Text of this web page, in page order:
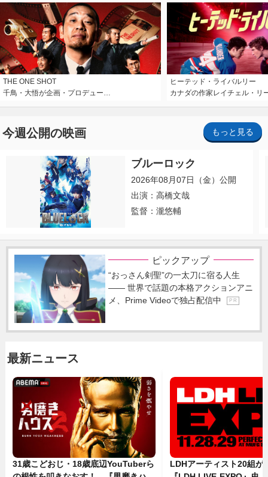
THE ONE SHOT
千鳥・大悟が企画・プロデュー…
ヒーテッド・ライバルリー
カナダの作家レイチェル・リ
今週公開の映画 もっと見る
ブルーロック
2026年08月07日（金）公開
出演：高橋文哉
監督：瀧悠輔
ピックアップ
“おっさん剣聖”の一太刀に宿る人生
―― 世界で話題の本格アクションアニ
メ、Prime Videoで独占配信中
P R
最新ニュース
31歳こどおじ・18歳底辺YouTuberら
LDHアーティスト20組